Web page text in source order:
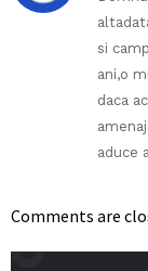
si
ani,o
daca
aduce
Comments are